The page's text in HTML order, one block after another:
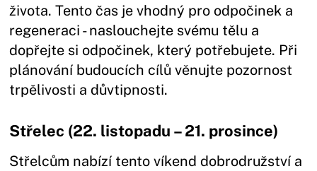
života. Tento čas je vhodný pro odpočinek a
regeneraci - naslouchejte svému tělu a
dopřejte si odpočinek, který potřebujete. Při
plánování budoucích cílů věnujte pozornost
trpělivosti a důvtipnosti.
Střelec (22. listopadu – 21. prosince)
Střelcům nabízí tento víkend dobrodružství a